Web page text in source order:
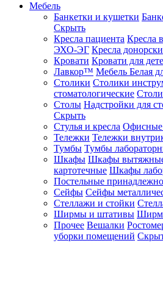
Мебель
Банкетки и кушетки
Скрыть
Кресла пациента Кресла
ЭХО-ЭГ Кресла
Кровати Кровати для
Лавкор™ Мебель Белая
Столики Столики
стоматологические
Столы Надстройки для
Скрыть
Стулья и кресла Офисные
Тележки Тележки
Тумбы Тумбы
Шкафы Шкафы
картотечные Шкафы
Постельные
Сейфы Сейфы
Стеллажи и стойки
Ширмы и штативы
Прочее Вешалки
уборки помещений